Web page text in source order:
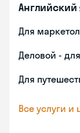
Английский
Для
Деловой -
Для
Все услуги и